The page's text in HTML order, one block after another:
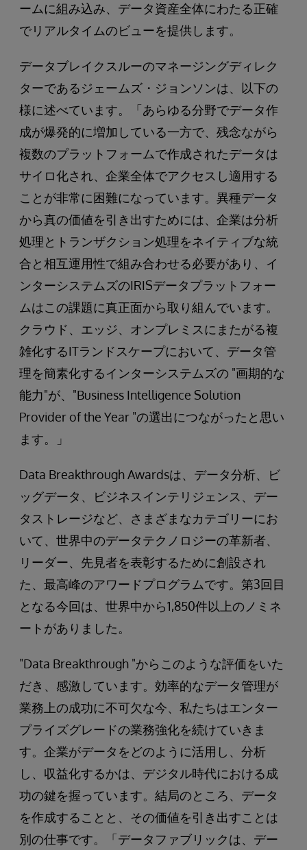
ームに組み込み、データ資産全体にわたる正確
でリアルタイムのビューを提供します。
データブレイクスルーのマネージングディレク
ターであるジェームズ・ジョンソンは、以下の
様に述べています。「あらゆる分野でデータ作
成が爆発的に増加している一方で、残念ながら
複数のプラットフォームで作成されたデータは
サイロ化され、企業全体でアクセスし適用する
ことが非常に困難になっています。異種データ
から真の価値を引き出すためには、企業は分析
処理とトランザクション処理をネイティブな統
合と相互運用性で組み合わせる必要があり、イ
ンターシステムズのIRISデータプラットフォー
ムはこの課題に真正面から取り組んでいます。
クラウド、エッジ、オンプレミスにまたがる複
雑化するITランドスケープにおいて、データ管
理を簡素化するインターシステムズの "画期的な
能力"が、"Business Intelligence Solution
Provider of the Year "の選出につながったと思い
ます。」
Data Breakthrough Awardsは、データ分析、ビ
ッグデータ、ビジネスインテリジェンス、デー
タストレージなど、さまざまなカテゴリーにお
いて、世界中のデータテクノロジーの革新者、
リーダー、先見者を表彰するために創設され
た、最高峰のアワードプログラムです。第3回目
となる今回は、世界中から1,850件以上のノミネ
ートがありました。
"Data Breakthrough "からこのような評価をいた
だき、感激しています。効率的なデータ管理が
業務上の成功に不可欠な今、私たちはエンター
プライズグレードの業務強化を続けていきま
す。企業がデータをどのように活用し、分析
し、収益化するかは、デジタル時代における成
功の鍵を握っています。結局のところ、データ
を作成することと、その価値を引き出すことは
別の仕事です。「データファブリックは、デー